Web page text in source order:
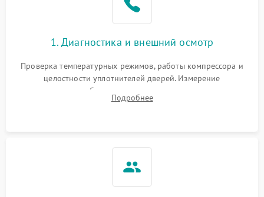
работе
2000 ₽ Подробнее →
1000 ₽
1800 ₽
1. Диагностика и внешний осмотр
Проверка температурных режимов, работы компрессора и
целостности уплотнителей дверей. Измерение
сопротивления обмоток мотора, проверка термостата и
считывание кодов ошибок с электронного дисплея.
Подробнее